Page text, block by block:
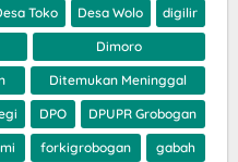
Toko Desa Wolo digilir
Dimoro
Ditemukan Meninggal
DPO DPUPR Grobogan
forkigrobogan gabah